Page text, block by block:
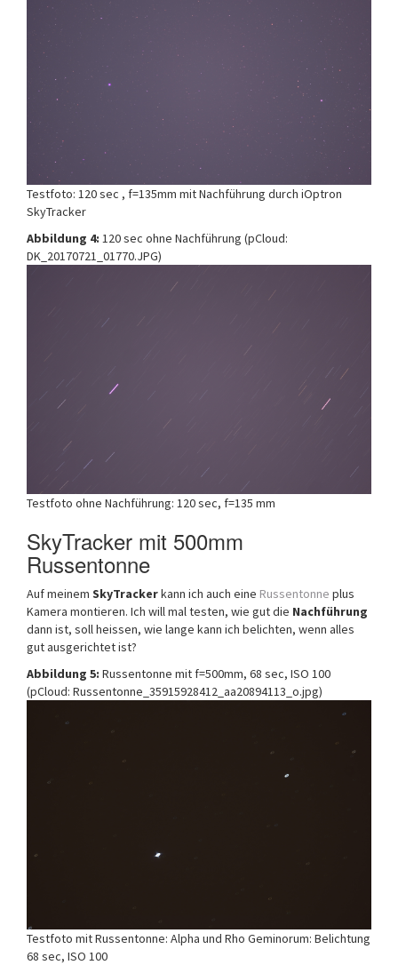
Testfoto: 120 sec , f=135mm mit Nachführung durch iOptron
SkyTracker
Abbildung 4: 120 sec ohne Nachführung (pCloud:
DK_20170721_01770.JPG)
Testfoto ohne Nachführung: 120 sec, f=135 mm
SkyTracker mit 500mm
Russentonne
Auf meinem SkyTrackerkann ich auch eine Russentonne plus
Kamera montieren. Ich will mal testen, wie gut die Nachführung
dann ist, soll heissen, wie lange kann ich belichten, wenn alles
gut ausgerichtet ist?
Abbildung 5: Russentonne mit f=500mm, 68 sec, ISO 100
(pCloud: Russentonne_35915928412_aa20894113_o.jpg)
Testfoto mit Russentonne: Alpha und Rho Geminorum: Belichtung
68 sec, ISO 100